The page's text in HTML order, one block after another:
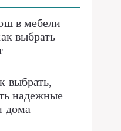
в мебели
выбрать
выбрать,
надежные
дома